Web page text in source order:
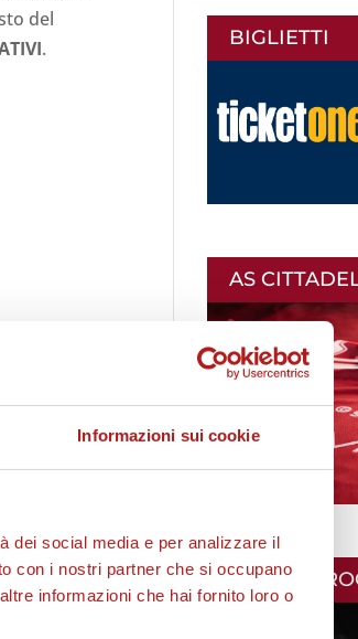
Informazioni sui cookie
dei social media e per analizzare il
con i nostri partner che si occupano
informazioni che hai fornito loro o
del
.
BIGLIETTI
AS
MATCH